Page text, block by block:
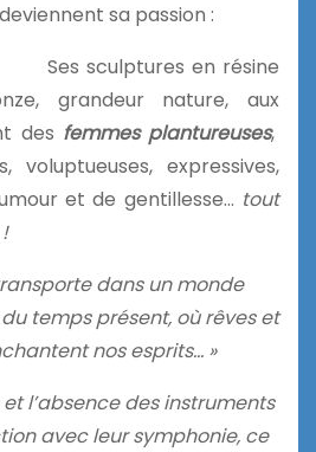
sa passion :
en résine
grandeur nature, aux
des femmes plantureuses,
voluptueuses, expressives,
et de gentillesse… tout
dans un monde
temps présent, où rêves et
nos esprits… »
et l’absence des instruments
avec leur symphonie, ce